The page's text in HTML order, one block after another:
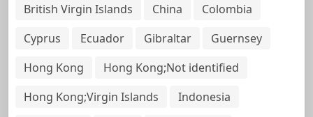
British Virgin Islands
China
Colombia
Cyprus
Ecuador Gibraltar
Guernsey
Hong Kong
Hong Kong;Not identified
Hong Kong;Virgin Islands
Indonesia